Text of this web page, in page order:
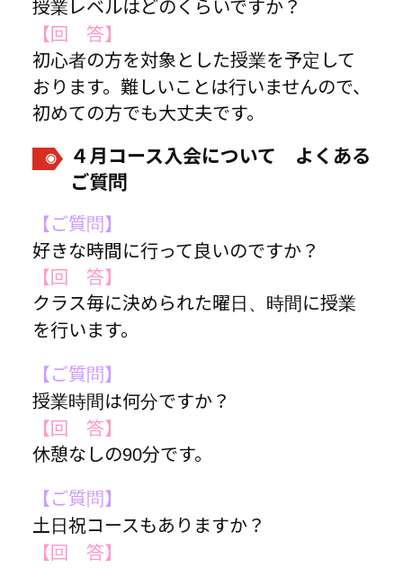
授業レベルはどのくらいですか？
【回 答】
初心者の方を対象とした授業を予定して
おります。難しいことは行いませんので、
初めての方でも大丈夫です。
４月コース入会について よくある
ご質問
【ご質問】
好きな時間に行って良いのですか？
【回 答】
クラス毎に決められた曜日、時間に授業
を行います。
【ご質問】
授業時間は何分ですか？
【回 答】
休憩なしの90分です。
【ご質問】
土日祝コースもありますか？
【回 答】